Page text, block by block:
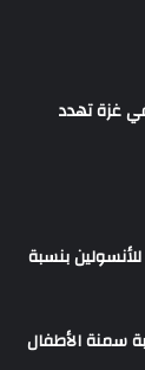
في غزة تهدد
بنسبة
سمنة الأطفال